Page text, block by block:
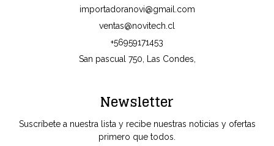
importadoranovi@gmail.com
ventas@novitech.cl
+56959171453
San pascual 750, Las Condes,
Newsletter
Suscríbete a nuestra lista y recibe nuestras noticias y ofertas
primero que todos.